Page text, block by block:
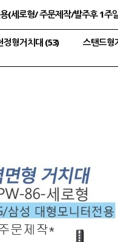
(세로형/ 주문제작/발주후 1주
정형거치대 (53)
스탠드형